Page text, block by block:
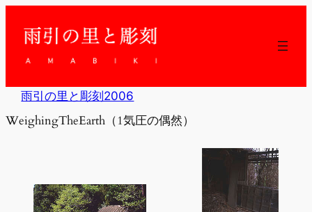
ッ
雨引の里と彫刻2006
WeighingTheEarth（1気圧の偶然）